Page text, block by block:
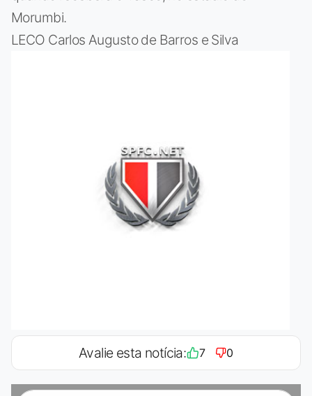
Morumbi.
LECO Carlos Augusto de Barros e Silva
Avalie esta notícia: 7 0